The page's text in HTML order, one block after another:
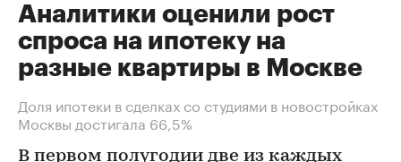
Аналитики оценили рост
спроса на ипотеку на
разные квартиры в Москве
Доля ипотеки в сделках со студиями в новостройках
Москвы достигала 66,5%
В первом полугодии две из каждых